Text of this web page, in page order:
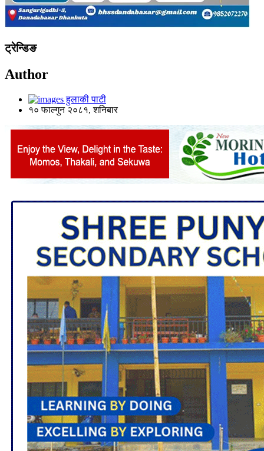
ट्रेन्डिङ
Author
हुलाकी पाटी
१० फाल्गुन २०८१, शनिबार